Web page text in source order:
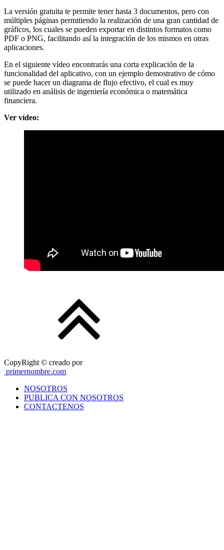
La versión gratuita te permite tener hasta 3 documentos, pero con
múltiples páginas permitiendo la realización de una gran cantidad de
gráficos, los cuales se pueden exportar en distintos formatos como
PDF o PNG, facilitando así la integración de los mismos en otras
aplicaciones.
En el siguiente vídeo encontrarás una corta explicación de la
funcionalidad del aplicativo, con un ejemplo demostrativo de cómo
se puede hacer un diagrama de flujo efectivo, el cual es muy
utilizado en análisis de ingeniería económica o matemática
financiera.
Ver vídeo:
CopyRight © creado por
primernombre.com
NOSOTROS
PUBLICA CON NOSOTROS
CONTACTENOS